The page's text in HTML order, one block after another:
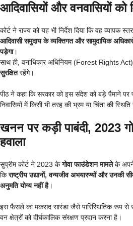
आदिवासियों और वनवासियों को
कोर्ट ने राज्य को यह भी निर्देश दिया कि वह व्यापक
आदिवासी समुदाय के व्यक्तिगत और सामुदायिक
पड़ेगा।
साथ ही, वनाधिकार अधिनियम (Forest Rights
सुरक्षितरहेंगे।
पीठ ने कहा कि सरकार को इस संदेश को बड़े पैमाने पर
निवासियों में किसी भी तरह की भ्रम या चिंता की
खनन पर कड़ी पाबंदी, 2023
हवाला
सुप्रीम कोर्ट ने 2023 केगोवा फाउंडेशन मामलेके अपने
किराष्ट्रीय उद्यानों, वन्यजीव अभयारण्यों और उनकी
अनुमति योग्य नहीं है।
इस फैसले का मकसद सारंडा जैसे पारिस्थितिक रूप से
वन क्षेत्रों को दीर्घकालिक संरक्षण प्रदान करना है।